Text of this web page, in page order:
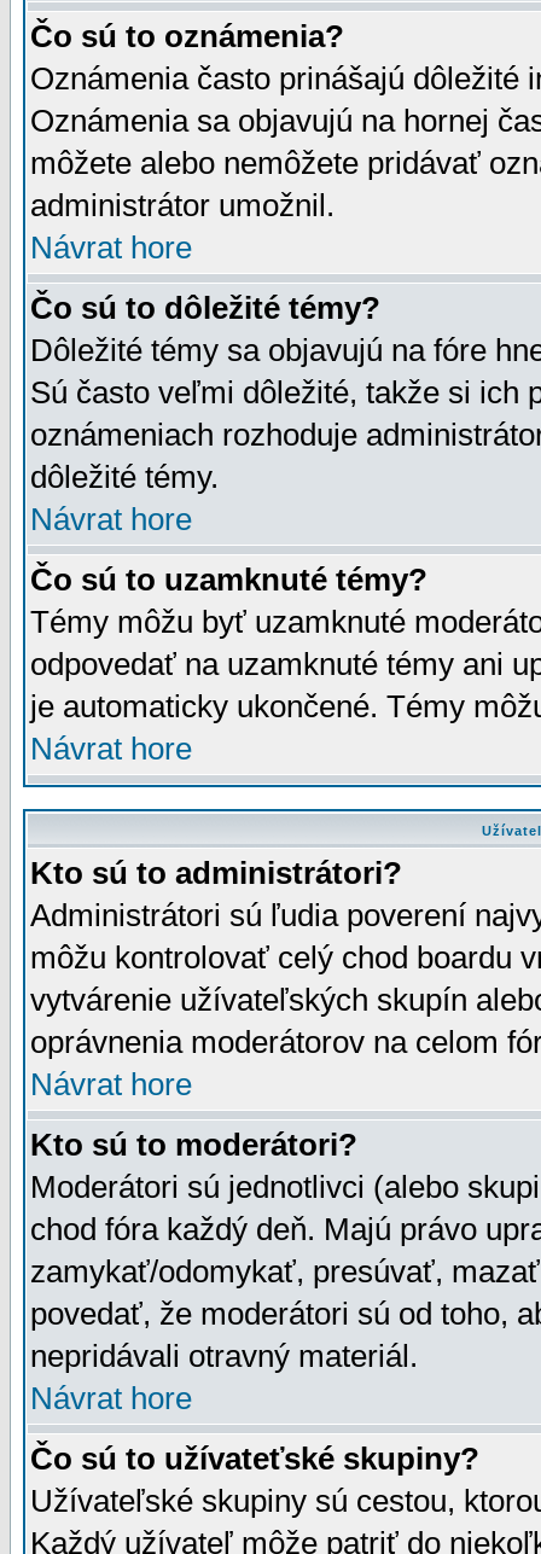
Čo sú to oznámenia?
Oznámenia často prinášajú dôležité
Oznámenia sa objavujú na hornej
môžete alebo nemôžete pridávať
administrátor umožnil.
Návrat hore
Čo sú to dôležité témy?
Dôležité témy sa objavujú na fóre
Sú často veľmi dôležité, takže si ich
oznámeniach rozhoduje
dôležité témy.
Návrat hore
Čo sú to uzamknuté témy?
Témy môžu byť uzamknuté
odpovedať na uzamknuté témy ani
je automaticky ukončené. Témy
Návrat hore
Kto sú to administrátori?
Administrátori sú ľudia poverení
môžu kontrolovať celý chod boardu
vytvárenie užívateľských skupín
oprávnenia moderátorov na celom
Návrat hore
Kto sú to moderátori?
Moderátori sú jednotlivci (alebo
chod fóra každý deň. Majú právo
zamykať/odomykať, presúvať,
povedať, že moderátori sú od toho,
nepridávali otravný materiál.
Návrat hore
Čo sú to užívateťské skupiny?
Užívateľské skupiny sú cestou,
Každý užívateľ môže patriť do